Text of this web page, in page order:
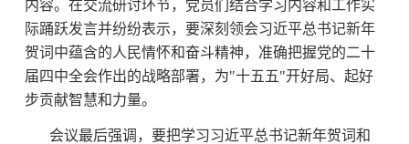
内容。在交流研讨环节，党员们结合学习内容和工作实
际踊跃发言并纷纷表示，要深刻领会习近平总书记新年
贺词中蕴含的人民情怀和奋斗精神，准确把握党的二十
届四中全会作出的战略部署，为"十五五"开好局、起好
步贡献智慧和力量。
会议最后强调，要把学习习近平总书记新年贺词和